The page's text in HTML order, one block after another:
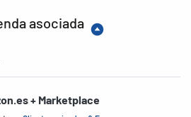
asociada
+ Marketplace